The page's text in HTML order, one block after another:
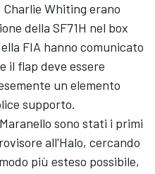
Charlie Whiting erano
della SF71H nel box
FIA hanno comunicato
il flap deve essere
un elemento
supporto.
sono stati i primi
all'Halo, cercando
più esteso possibile,